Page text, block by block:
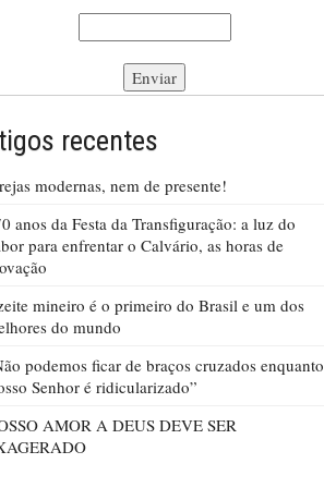
recentes
modernas, nem de presente!
anos da Festa da Transfiguração: a luz do
para enfrentar o Calvário, as horas de
mineiro é o primeiro do Brasil e um dos
do mundo
podemos ficar de braços cruzados enquanto
Senhor é ridicularizado”
AMOR A DEUS DEVE SER